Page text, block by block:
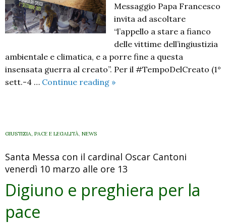
Messaggio Papa Francesco
invita ad ascoltare
“l’appello a stare a fianco
delle vittime dell’ingiustizia
ambientale e climatica, e a porre fine a questa
insensata guerra al creato”. Per il #TempoDelCreato (1°
sett.-4 … Continue reading Che
messaggio
per
la
custodia
»
GIUSTIZIA, PACE E LEGALITÀ, NEWS
Santa Messa con il cardinal Oscar Cantoni
venerdì 10 marzo alle ore 13
Digiuno e preghiera per la
pace